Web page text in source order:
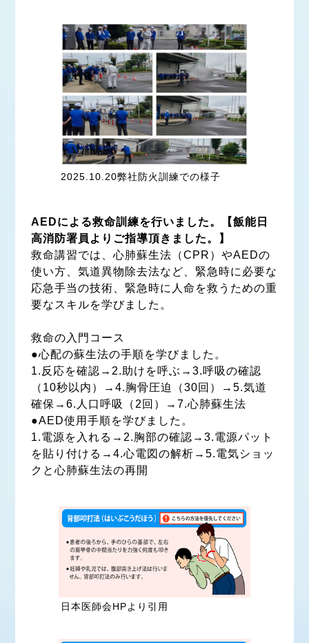
2025.10.20弊社防火訓練での様子
AEDによる救命訓練を行いました。【飯能日
高消防署員よりご指導頂きました。】
救命講習では、心肺蘇生法（CPR）やAEDの
使い方、気道異物除去法など、緊急時に必要な
応急手当の技術、緊急時に人命を救うための重
要なスキルを学びました。
救命の入門コース
●心配の蘇生法の手順を学びました。
1.反応を確認→2.助けを呼ぶ→3.呼吸の確認
（10秒以内）→4.胸骨圧迫（30回）→5.気道
確保→6.人口呼吸（2回）→7.心肺蘇生法
●AED使用手順を学びました。
1.電源を入れる→2.胸部の確認→3.電源パット
を貼り付ける→4.心電図の解析→5.電気ショッ
クと心肺蘇生法の再開
日本医師会HPより引用